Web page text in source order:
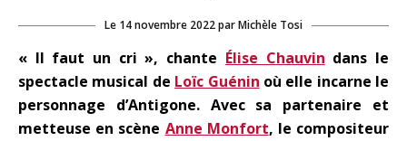
Le 14 novembre 2022parMichèle Tosi
« Il faut un cri », chante Élise Chauvin dans le
spectacle musical de Loïc Guénin où elle incarne le
personnage d’Antigone. Avec sa partenaire et
metteuse en scène Anne Monfort, le compositeur